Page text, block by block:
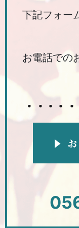
下記フォー
お電話での